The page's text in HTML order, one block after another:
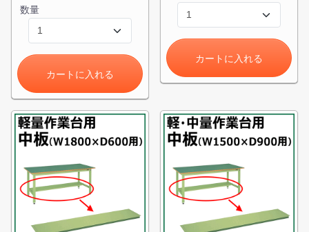
数量
カートに入れる
カートに入れる